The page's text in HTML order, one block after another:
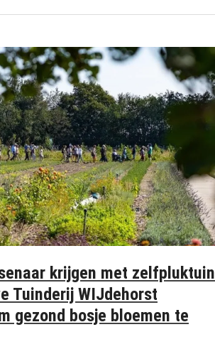
krijgen met zelfpluktuin
Tuinderij WIJdehorst
gezond bosje bloemen te